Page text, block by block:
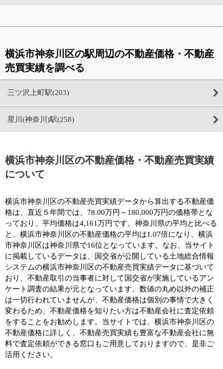
横浜市神奈川区の駅周辺の不動産価格・不動産
売買実績を調べる
三ツ沢上町駅(203)
星川(神奈川)駅(258)
横浜市神奈川区の不動産価格・不動産売買実績
について
横浜市神奈川区の不動産売買実績データから算出する不動産価
格は、直近５年間では、78.00万円～180,000万円の価格帯とな
っており、平均価格は4,161万円です。神奈川県の平均と比べる
と、横浜市神奈川区の不動産価格の平均は1.07倍になり、横浜
市神奈川区は神奈川県で16位となっています。なお、当サイト
に掲載しているデータは、国交省が公開している土地総合情報
システムの横浜市神奈川区の不動産売買実績データに基づいて
おり、不動産取引の当事者に対して国交省が実施しているアン
ケート調査の結果が元となっています。数値の丸め以外の補正
は一切行われていませんが、不動産価格は個別の事情で大きく
変わるため、不動産価格を知りたい方は不動産会社に査定依頼
をすることをお勧めします。当サイトでは、横浜市神奈川区の
不動産価格に詳しく、不動産売買実績も豊富な不動産会社に無
料で査定依頼ができる窓口もご用意しておりますので、是非ご
活用ください。